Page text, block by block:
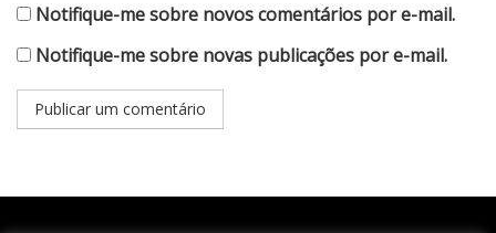
Notifique-me sobre novos comentários por e-mail.
Notifique-me sobre novas publicações por e-mail.